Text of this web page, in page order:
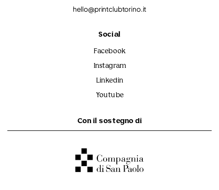
hello@printclubtorino.it
Social
Facebook
Instagram
Linkedin
Youtube
Con il sostegno di